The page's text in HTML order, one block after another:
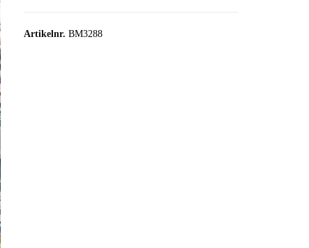
Artikelnr. BM3288